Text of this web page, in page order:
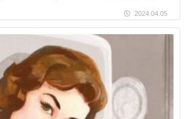
2024.04.05